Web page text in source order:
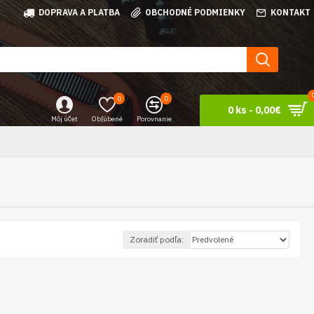
DOPRAVA A PLATBA OBCHODNÉ PODMIENKY KONTAKT
Môj účet Obľúbené
0
Porovnanie
0
0 ks - 0,00€
Zoradiť podľa: